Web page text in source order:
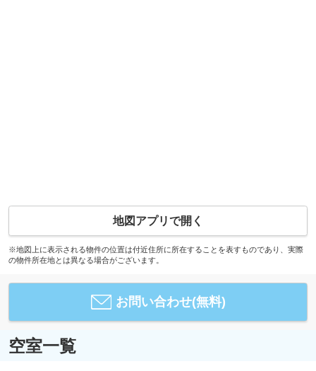
地図アプリで開く
※地図上に表示される物件の位置は付近住所に所在することを表すものであり、実際
の物件所在地とは異なる場合がございます。
お問い合わせ(無料)
空室一覧